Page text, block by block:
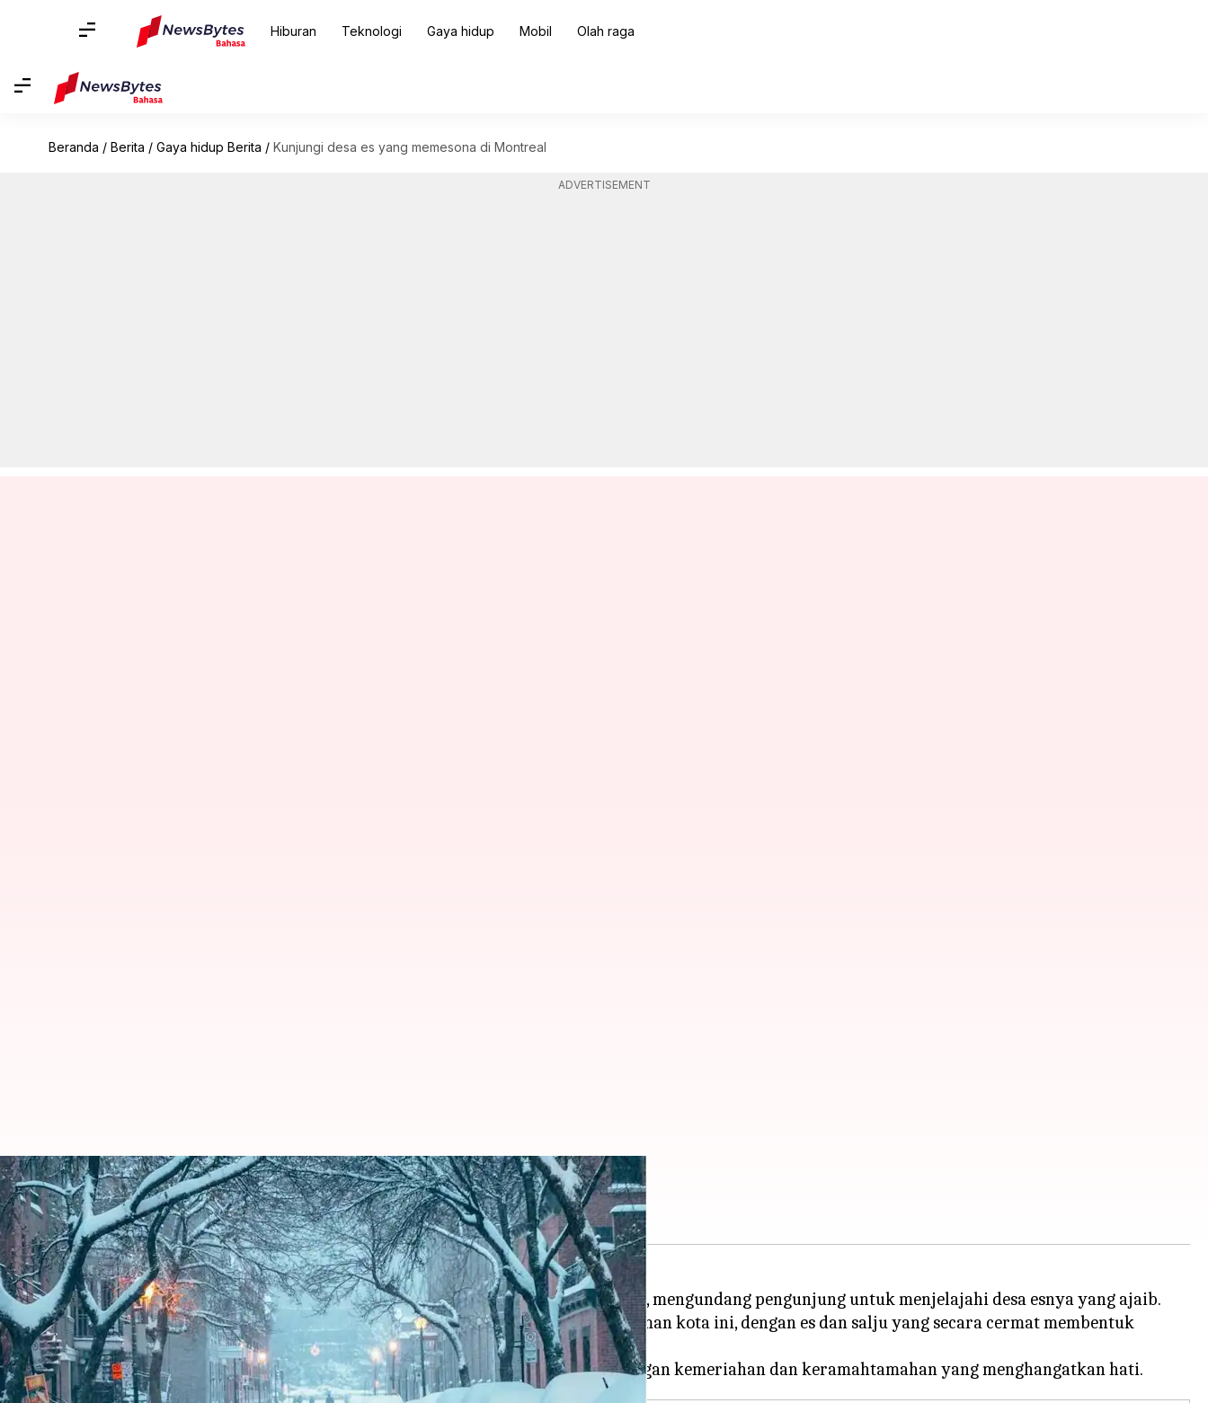
Hiburan Teknologi Gaya hidup Mobil Olah raga
Beranda / Berita / Gaya hidup Berita / Kunjungi desa es yang memesona di Montreal
ADVERTISEMENT
Kunjungi desa es yang memesona di Montreal
menulis Taufiq Al Jufri Apr 04, 2024 11:12 am
Apa ceritanya
Setiap tahun, Montreal berubah menjadi negeri ajaib musim dingin yang menawan, mengundang pengunjung untuk menjelajahi desa esnya yang ajaib.
Kawasan yang sangat dingin ini memberikan gambaran unik tentang pesona musiman kota ini, dengan es dan salju yang secara cermat membentuk
lanskap menjadi destinasi yang memesona.